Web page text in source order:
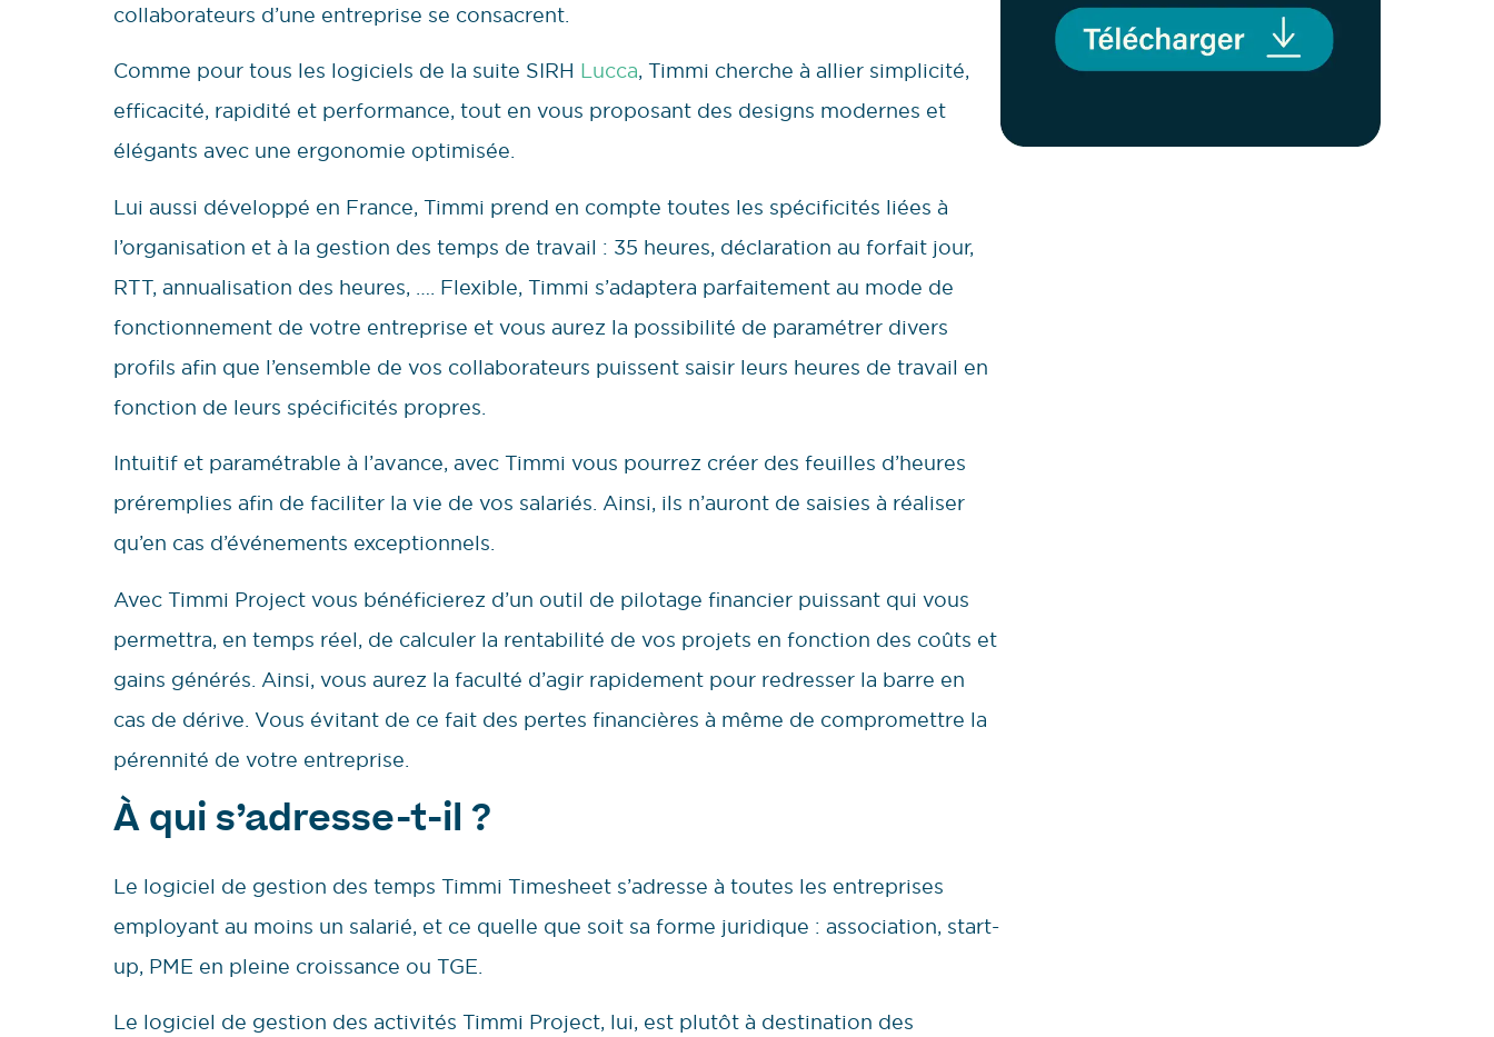
collaborateurs d’une entreprise se consacrent.
Comme pour tous les logiciels de la suite SIRH Lucca, Timmi cherche à allier simplicité,
efficacité, rapidité et performance, tout en vous proposant des designs modernes et
élégants avec une ergonomie optimisée.
Lui aussi développé en France, Timmi prend en compte toutes les spécificités liées à
l’organisation et à la gestion des temps de travail : 35 heures, déclaration au forfait jour,
RTT, annualisation des heures, …. Flexible, Timmi s’adaptera parfaitement au mode de
fonctionnement de votre entreprise et vous aurez la possibilité de paramétrer divers
profils afin que l’ensemble de vos collaborateurs puissent saisir leurs heures de travail en
fonction de leurs spécificités propres.
Intuitif et paramétrable à l’avance, avec Timmi vous pourrez créer des feuilles d’heures
préremplies afin de faciliter la vie de vos salariés. Ainsi, ils n’auront de saisies à réaliser
qu’en cas d’événements exceptionnels.
Avec Timmi Project vous bénéficierez d’un outil de pilotage financier puissant qui vous
permettra, en temps réel, de calculer la rentabilité de vos projets en fonction des coûts et
gains générés. Ainsi, vous aurez la faculté d’agir rapidement pour redresser la barre en
cas de dérive. Vous évitant de ce fait des pertes financières à même de compromettre la
pérennité de votre entreprise.
À qui s’adresse-t-il ?
Le logiciel de gestion des temps Timmi Timesheet s’adresse à toutes les entreprises
employant au moins un salarié, et ce quelle que soit sa forme juridique : association, start-
up, PME en pleine croissance ou TGE.
Le logiciel de gestion des activités Timmi Project, lui, est plutôt à destination des